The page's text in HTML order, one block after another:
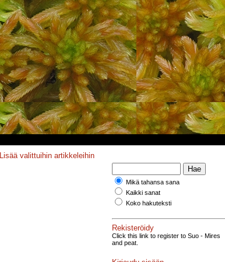
Lisää valittuihin artikkeleihin
Mikä tahansa sana
Kaikki sanat
Koko hakuteksti
Rekisteröidy
Click this link to register to Suo - Mires
and peat.